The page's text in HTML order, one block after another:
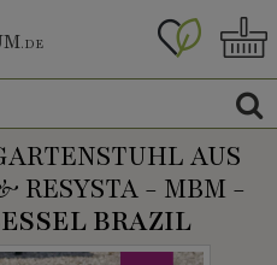
.DE
AUS
RESYSTA - MBM -
BRAZIL